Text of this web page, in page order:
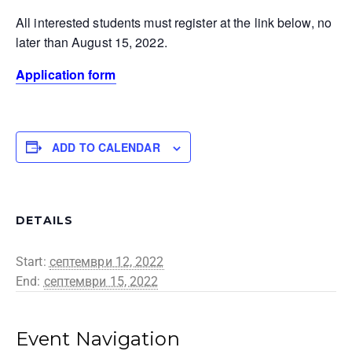
All interested students must register at the link below, no
later than August 15, 2022.
Application form
ADD TO CALENDAR
DETAILS
Start: септември 12, 2022
End: септември 15, 2022
Event Navigation